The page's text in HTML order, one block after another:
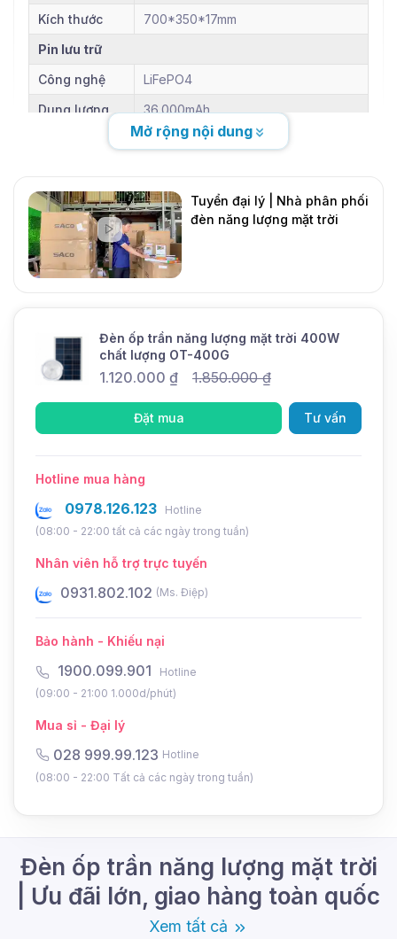
Kích thước
700*350*17mm
Pin lưu trữ
Công nghệ
LiFePO4
Dung lượng
36.000mAh
3.2V
Thương hiệu
Saco
Bảo hành
1 năm
Thời gian
sáng
10-12 giờ
Chế độ
Dimming
Tự động
mặt trời để chiếu sáng trong nhà thì bạn không thể
400W OT-400G này. Đèn có thiết kế tương tự với
các mẫu ốp trần sử dụng điện thông thường, vẫn
tạo ra nét tinh tế cho không gian lắp đặt. Vừa đáp
ứng khả năng chiếu sáng, vừa tiết kiệm chi phí
sáng rộng, với diện tích cung cấp ánh sáng tốt lên
Cùng theo chân DMT Solar
đèn chiếu sáng trong nhà bằng năng lượng mặt
Mở rộng nội dung
Tuyển đại lý | Nhà phân phối
đèn năng lượng mặt trời
Đèn ốp trần năng lượng mặt trời 400W
chất lượng OT-400G
1.120.000 ₫ 1.850.000₫
Đặt mua Tư vấn
Hotline mua hàng
0978.126.123
Hotline
(08:00 - 22:00 tất cả các ngày trong tuần)
Nhân viên hỗ trợ trực tuyến
0931.802.102 (Ms. Điệp)
Bảo hành - Khiếu nại
1900.099.901
Hotline
(09:00 - 21:00 1.000d/phút)
Mua sỉ - Đại lý
028 999.99.123 Hotline
(08:00 - 22:00 Tất cả các ngày trong tuần)
Đèn ốp trần năng lượng mặt trời
| Ưu đãi lớn, giao hàng toàn quốc
Xem tất cả